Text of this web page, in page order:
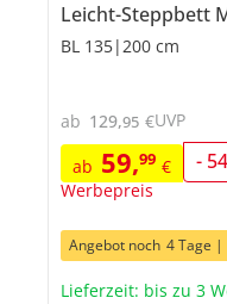
Leicht-Steppbett
BL 135|200 cm
ab 59,99 € -
Werbepreis
ab 129,95 €UVP
Angebot noch 4 Tage |
Lieferzeit: bis zu 3